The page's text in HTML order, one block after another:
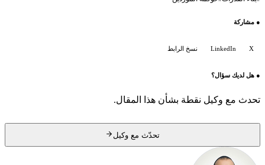
●مشاركة
LinkedIn نسخ الرابط
●هل لديك سؤال؟
تحدث مع وكيل نقطة بشأن هذا المقال.
تحدّث مع وكيل